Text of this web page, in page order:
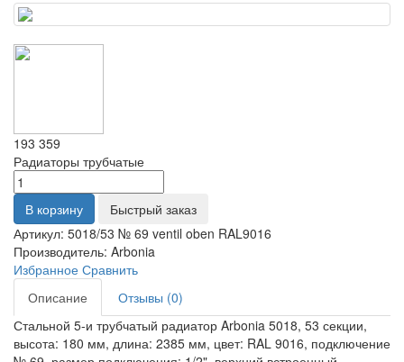
193 359
Радиаторы трубчатые
В корзину
Быстрый заказ
Артикул: 5018/53 № 69 ventil oben RAL9016
Производитель: Arbonia
Избранное Сравнить
Описание
Отзывы (0)
Стальной 5-и трубчатый радиатор Arbonia 5018, 53 секции,
высота: 180 мм, длина: 2385 мм, цвет: RAL 9016, подключение